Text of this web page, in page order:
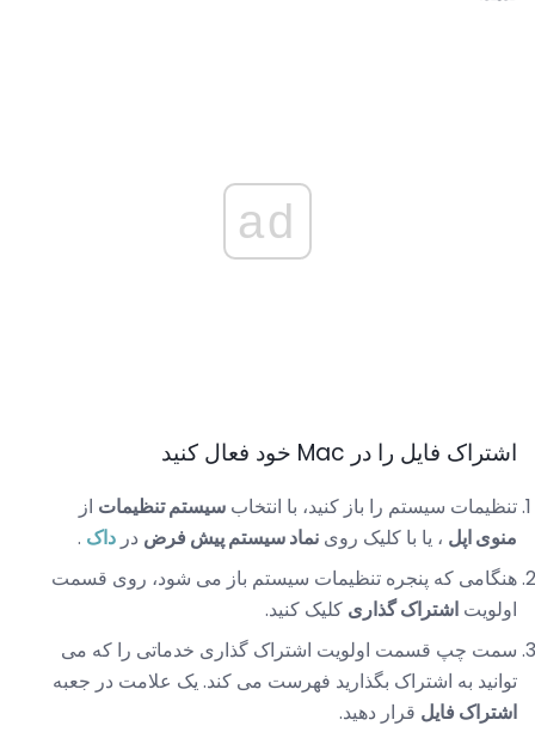
ad
اشتراک فایل را در Mac خود فعال کنید
تنظیمات سیستم را باز کنید، با انتخاب سیستم تنظیمات از
منوی اپل ، یا با کلیک روی نماد سیستم پیش فرض در داک .
هنگامی که پنجره تنظیمات سیستم باز می شود، روی قسمت
اولویت اشتراک گذاری کلیک کنید.
سمت چپ قسمت اولویت اشتراک گذاری خدماتی را که می
توانید به اشتراک بگذارید فهرست می کند. یک علامت در جعبه
اشتراک فایل قرار دهید.